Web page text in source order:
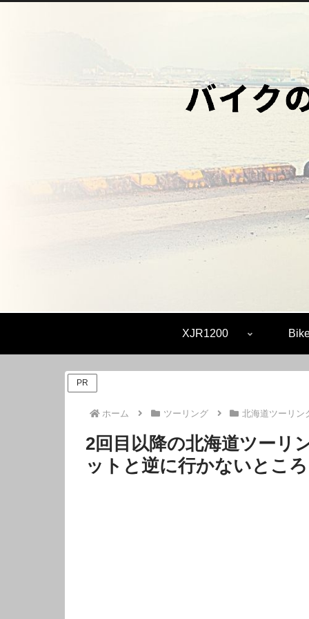
XJR1200
PR
ホーム ツーリング 北海道ツーリン
2回目以降の北海道ツーリ
ットと逆に行かないところ